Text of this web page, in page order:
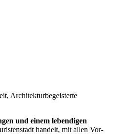
Architekturbegeisterte
und einem lebendigen
handelt, mit allen Vor-